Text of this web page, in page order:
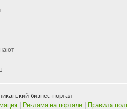
бизнес-портал
Реклама на портале Правила